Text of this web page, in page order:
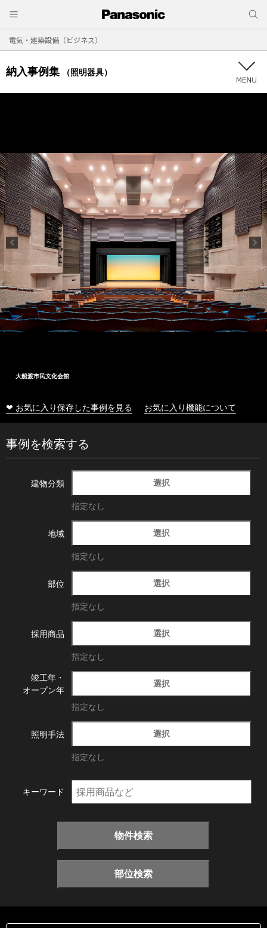
電気・建築設備（ビジネス）
納入事例集 （照明器具）
大船渡市民文化会館
❤ お気に入り保存した事例を見る お気に入り機能について
事例を検索する
建物分類 選択
指定なし
地域 選択
指定なし
部位 選択
指定なし
採用商品 選択
指定なし
竣工年・
オープン年
選択
指定なし
照明手法 選択
指定なし
キーワード
物件検索
部位検索